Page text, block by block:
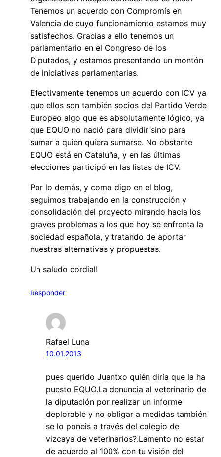
Tenemos un acuerdo con Compromís en
Valencia de cuyo funcionamiento estamos muy
satisfechos. Gracias a ello tenemos un
parlamentario en el Congreso de los
Diputados, y estamos presentando un montón
de iniciativas parlamentarias.
Efectivamente tenemos un acuerdo con ICV ya
que ellos son también socios del Partido Verde
Europeo algo que es absolutamente lógico, ya
que EQUO no nació para dividir sino para
sumar a quien quiera sumarse. No obstante
EQUO está en Cataluña, y en las últimas
elecciones participó en las listas de ICV.
Por lo demás, y como digo en el blog,
seguimos trabajando en la construcción y
consolidación del proyecto mirando hacia los
graves problemas a los que hoy se enfrenta la
sociedad española, y tratando de aportar
nuestras alternativas y propuestas.
Un saludo cordial!
Responder
Rafael Luna
10.01.2013
pues querido Juantxo quién diría que la ha
puesto EQUO.La denuncia al veterinario de
la diputación por realizar un informe
deplorable y no obligar a medidas también
se lo poneis a través del colegio de
vizcaya de veterinarios?.Lamento no estar
de acuerdo al 100% con tu visión del